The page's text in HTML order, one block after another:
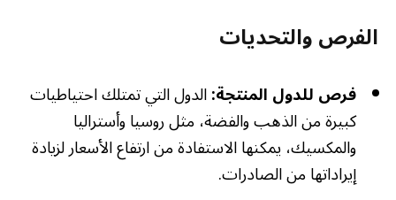
الفرص والتحديات
فرص للدول المنتجة:الدول التي تمتلك احتياطيات
كبيرة من الذهب والفضة، مثل روسيا وأستراليا
والمكسيك، يمكنها الاستفادة من ارتفاع الأسعار لزيادة
إيراداتها من الصادرات.